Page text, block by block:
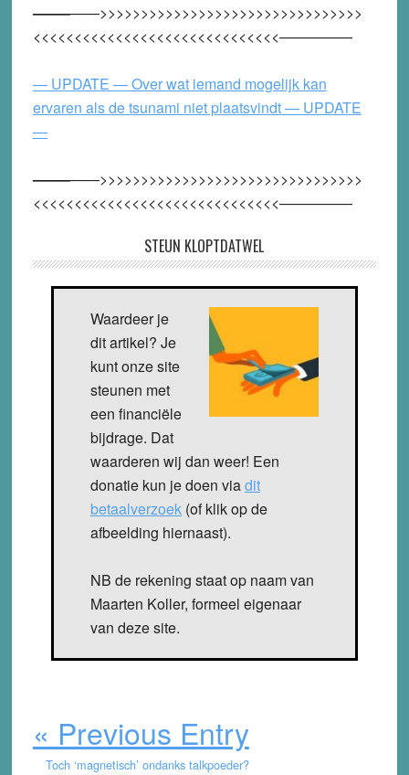
——–——>>>>>>>>>>>>>>>>>>>>>>>>>>>>>>>>
<<<<<<<<<<<<<<<<<<<<<<<<<<<<<<—————
— UPDATE — Over wat iemand mogelijk kan
ervaren als de tsunami niet plaatsvindt — UPDATE
—
——–——>>>>>>>>>>>>>>>>>>>>>>>>>>>>>>>>
<<<<<<<<<<<<<<<<<<<<<<<<<<<<<<—————
STEUN KLOPTDATWEL
Waardeer je
dit artikel? Je
kunt onze site
steunen met
een financiële
bijdrage. Dat
waarderen wij dan weer! Een
donatie kun je doen viadit
betaalverzoek(of klik op de
afbeelding hiernaast).
NB de rekening staat op naam van
Maarten Koller, formeel eigenaar
van deze site.
« Previous Entry
Toch ‘magnetisch’ ondanks talkpoeder?